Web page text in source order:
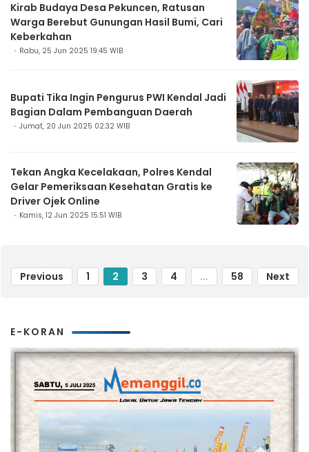
Kirab Budaya Desa Pekuncen, Ratusan
Warga Berebut Gunungan Hasil Bumi, Cari
Keberkahan
Rabu, 25 Jun 2025 19:45 WIB
Bupati Tika Ingin Pengurus PWI Kendal Jadi
Bagian Dalam Pembanguan Daerah
Jumat, 20 Jun 2025 02:32 WIB
Tekan Angka Kecelakaan, Polres Kendal
Gelar Pemeriksaan Kesehatan Gratis ke
Driver Ojek Online
Kamis, 12 Jun 2025 15:51 WIB
Previous 1 2 3 4 ... 58 Next
E-KORAN